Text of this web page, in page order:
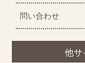
問い合わせ
他サ